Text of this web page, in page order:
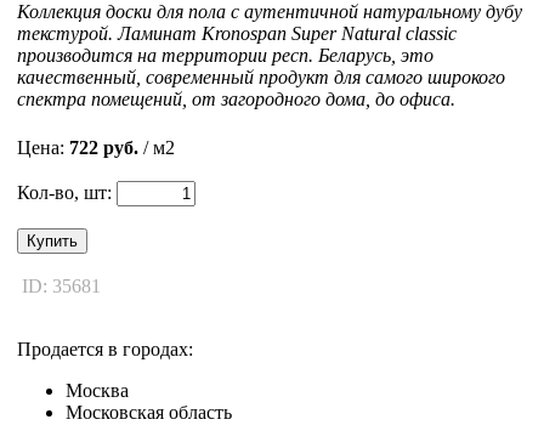
Коллекция доски для пола с аутентичной натуральному дубу
текстурой. Ламинат Kronospan Super Natural classic
производится на территории респ. Беларусь, это
качественный, современный продукт для самого широкого
спектра помещений, от загородного дома, до офиса.
Цена: 722 руб. / м2
Кол-во, шт:
Купить
ID: 35681
Продается в городах:
Москва
Московская область